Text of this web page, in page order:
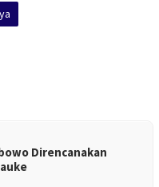
Direncanakan